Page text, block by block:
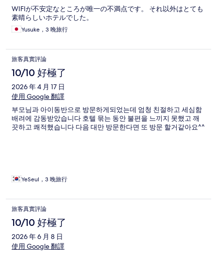
WIFIが不安定なところが唯一の不満点です。 それ以外はとても
素晴らしいホテルでした。
Yusuke，3 晚旅行
旅客真實評論
10/10 好極了
2026 年 4 月 17 日
使用 Google 翻譯
부모님과 아이동반으로 방문하게되었는데 엄청 친절하고 세심함
배려에 감동받았습니다 호텔 묶는 동안 불편을 느끼지 못했고 깨
끗하고 쾌적했습니다 다음 대만 방문한다면 또 방문 할거같아요^^
YeSeul，3 晚旅行
旅客真實評論
10/10 好極了
2026 年 6 月 8 日
使用 Google 翻譯